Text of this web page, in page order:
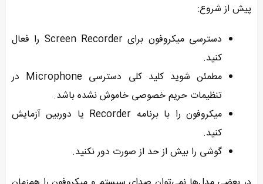
پیش از شروع:
دسترسی میکروفون برای Screen Recorder را فعال
کنید.
مطمئن شوید کلید کلی دسترسی Microphone در
تنظیمات حریم خصوصی خاموش نشده باشد.
میکروفون را با برنامه Recorder یا دوربین آزمایش
کنید.
گوشی را بیش از حد از صورت دور نکنید.